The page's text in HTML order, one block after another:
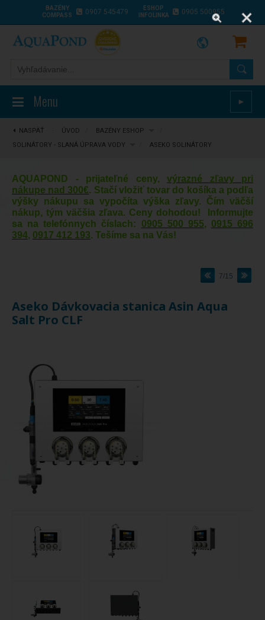
BAZÉNY
COMPASS
0907 545479
ESHOP
INFOLINKA
0905 500955
Menu ►
NASPÄŤ ÚVOD BAZÉNY ESHOP
SOLINÁTORY - SLANÁ ÚPRAVA VODY
ASEKO SOLINÁTORY
AQUAPOND - prijateľné ceny, výrazné zľavy pri
nákupe nad 300€. Stačí vložiť tovar do košíka a podľa
výšky nákupu sa vypočíta výška zľavy. Čím väčší
nákup, tým väčšia zľava. Ceny dohodou! Informujte
sa na telefónnych číslach: 0905 500 955, 0915 696
394, 0917 412 193. Tešíme sa na Vás!
7/15
Aseko Dávkovacia stanica Asin Aqua
Salt Pro CLF